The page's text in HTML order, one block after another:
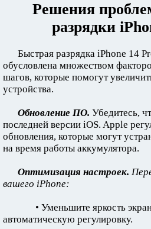
Решения
разрядки
Быстрая разрядка iPhone 14
обусловлена множеством
шагов, которые помогут
устройства.
Обновление ПО. Убедитесь,
последней версии iOS. Apple
обновления, которые могут
на время работы аккумулятора.
Оптимизация настроек.
вашего iPhone:
• Уменьшите яркость
автоматическую регулировку.